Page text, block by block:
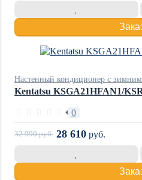
Настенный кондиционер с
Kentatsu KSGA21HFAN1/
0
32 990руб. 28 610 руб.